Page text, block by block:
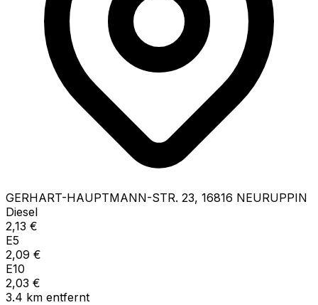
GERHART-HAUPTMANN-STR. 23, 16816 NEURUPPIN
Diesel
2,13 €
E5
2,09 €
E10
2,03 €
3.4 km entfernt